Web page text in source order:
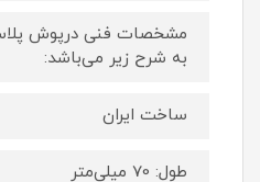
مشخصات فنی درپوش
به شرح زیر می‌باشد:
ساخت ایران
طول: 70 میلی‌متر